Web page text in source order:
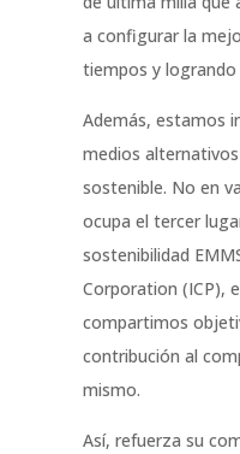
a configurar la
tiempos y logrando
Además, estamos
medios
sostenible. No en
ocupa el tercer
sostenibilidad
Corporation (ICP),
compartimos
contribución al
mismo.
Así, refuerza su